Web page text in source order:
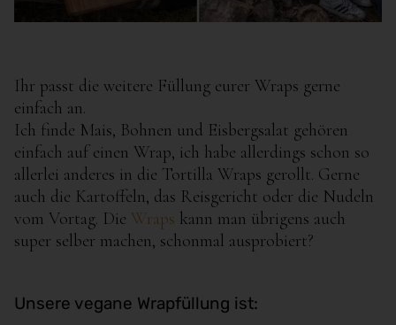
Ihr passt die weitere Füllung eurer Wraps gerne
einfach an.
Ich finde Mais, Bohnen und Eisbergsalat gehören
einfach auf einen Wrap, ich habe allerdings schon so
allerlei anderes in die Tortilla Wraps gerollt. Gerne
auch die Kartoffeln, das Reisgericht oder die Nudeln
vom Vortag. Die Wraps kann man übrigens auch
super selber machen, schonmal ausprobiert?
Unsere vegane Wrapfüllung ist: